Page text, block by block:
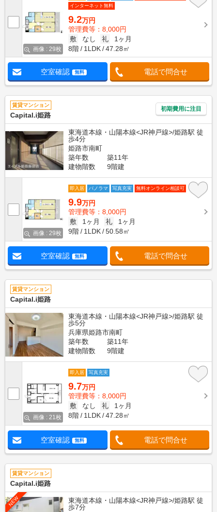
画像 : 29枚
インターネット無料
9.2万円
管理費等：8,000円
敷
なし 礼
1ヶ月
8階
1LDK 47.28㎡
空室確認 無料 電話で問合せ
賃貸マンション
Capital.i姫路
初期費用に注目
東海道本線・山陽本線<JR神戸線>/姫路駅 徒
歩4分
姫路市南町
築年数
築11年
建物階数
9階建
画像 : 29枚
即入居 パノラマ 写真充実 無料オンライン相談可
9.9万円
管理費等：8,000円
敷
1ヶ月 礼
1ヶ月
9階
1LDK 50.58㎡
空室確認 無料 電話で問合せ
賃貸マンション
Capital.i姫路
東海道本線・山陽本線<JR神戸線>/姫路駅 徒
歩5分
兵庫県姫路市南町
築年数
築11年
建物階数
9階建
画像 : 21枚
即入居 写真充実
9.7万円
管理費等：8,000円
敷
なし 礼
1ヶ月
8階
1LDK 47.28㎡
空室確認 無料 電話で問合せ
賃貸マンション
Capital.i姫路
NEW
東海道本線・山陽本線<JR神戸線>/姫路駅 徒
歩7分